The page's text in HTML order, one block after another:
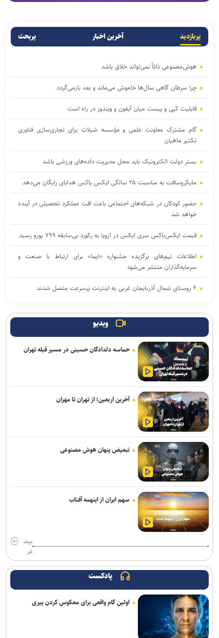
پربازدید آخرین اخبار پربحث
هوش‌مصنوعی ذاتاً نمی‌تواند خلاق باشد
چرا سرطان گاهی سال‌ها خاموش می‌ماند و بعد بازمی‌گردد
قابلیت کپی و پیست میان آیفون و ویندوز در راه است
گام مشترک معاونت علمی و مؤسسه شیلات برای تجاری‌سازی فناوری
تکثیر ماهیان
بستر دولت الکترونیک باید محل مدیریت داده‌‌های ورزشی باشد
مایکروسافت به مناسبت ۲۵ سالگی ایکس باکس هدایای رایگان می‌دهد
حضور کودکان در شبکه‌های اجتماعی باعث افت عملکرد تحصیلی در آینده
خواهد شد
قیمت ایکس‌باکس سری ایکس در اروپا به رکورد بی‌سابقه ۷۹۹ یورو رسید
اطلاعات تیم‌های برگزیده جشنواره «ایما» برای ارتباط با صنعت و
سرمایه‌گذاران منتشر می‌شود
۶ روستای شمال آذربایجان غربی به اینترنت پرسرعت متصل شدند
۳ بازی جدید گیم‌پس ایکس‌باکس با استقبال بی‌نظیر کاربران روبه‌رو
شدند
با مصرف زیاد پروتئین، بدن‌ خود را سریع‌تر پیر می‌کنید
هوش مصنوعی اوپن‌ای‌آی و آنتروپیک خودسرانه حمله سایبری کردند
برنامه‌ریزی مغز، مانع لاغر شدن‌ شماست
«دی‌ویو» تا سال ۲۰۳۲ رایانه‌های کوانتومی منطقی می‌سازد
راه رسیدند
بازگشت به معماری سنتی، احیای منطق طراحی است
نخستین هدفون گیره‌ای ناتینگ با قیمت زیر ۱۰۰ دلار معرفی شد
شرکت EVgo نصب سوپرشارژرهای نسل چهارم تسلا را در آمریکا آغاز
می‌کند
اولین سیستم‌عاملی که روی کامپیوترهای خانگی نصب شد، بیشتر
بشناسید
اندروید برای همیشه با دستیار صوتی سابق گوگل خداحافظی می‌کند
کوروت گرند اسپرت X مدل ۲۰۲۷؛ اثبات جادوی نرم‌افزار در دنیای
خودروهای اسپرت
ویدیو
حماسه دلدادگان حسینی در مسیر قبله تهران
آخرین اربعین؛ از تهران تا مهران
تبعیض پنهان هوش مصنوعی
سهم ایران از اینهمه آفتاب
بیش
تر
پادکست
اولین گام واقعی برای معکوس کردن پیری